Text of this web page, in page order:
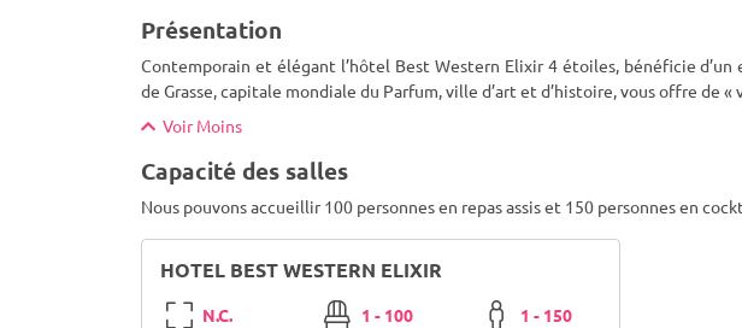
Présentation
Contemporain et élégant l’hôtel Best Western Elixir 4 étoiles, bénéficie
de Grasse, capitale mondiale du Parfum, ville d’art et d’histoire, vous offre de «
Voir Moins
Capacité des salles
Nous pouvons accueillir 100 personnes en repas assis et 150 personnes en
HOTEL BEST WESTERN ELIXIR
N.C. 1 - 100 1 - 150